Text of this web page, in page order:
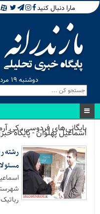
مارا دنبال کنید
دوشنبه ۱۹ مرداد ۱۴۰۵- Aug 10 2026
بایگانی‌های فردوسی، کی
اسماعیل پهلوان - پایگاه
رشته